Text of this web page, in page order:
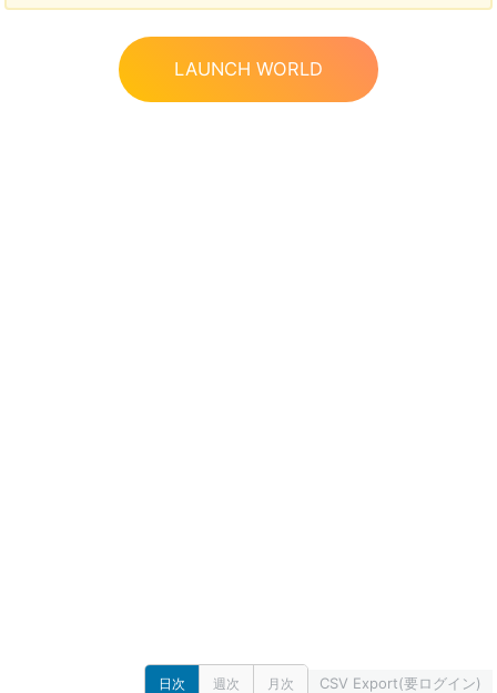
LAUNCH WORLD
日次 週次 月次 CSV Export(要ログイン)